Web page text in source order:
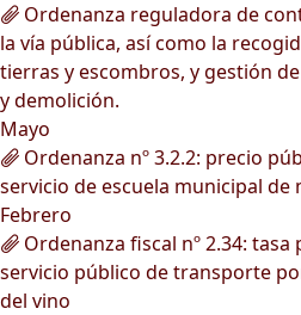
Ordenanza reguladora de
la vía pública, así como la
tierras y escombros, y gestión
y demolición.
Mayo
Ordenanza nº 3.2.2: precio
servicio de escuela municipal de
Febrero
Ordenanza fiscal nº 2.34:
servicio público de transporte
del vino